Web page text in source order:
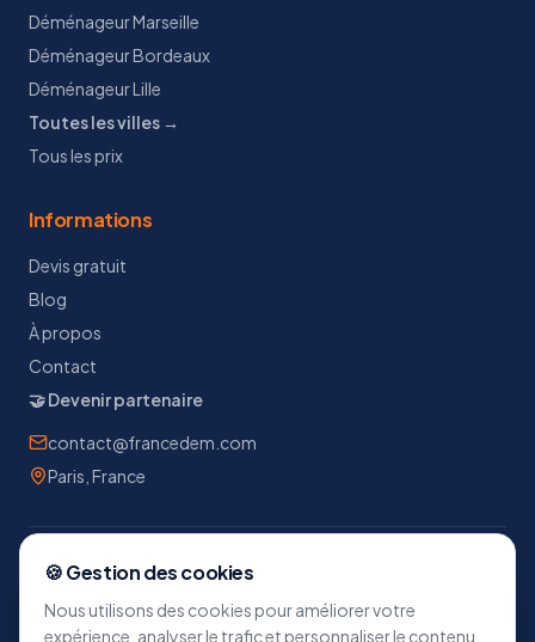
Déménageur Marseille
Déménageur Bordeaux
Déménageur Lille
Toutes les villes →
Tous les prix
Informations
Devis gratuit
Blog
À propos
Contact
🤝 Devenir partenaire
contact@francedem.com
Paris, France
Calculateur de volume de déménagement
Calculer mon volume (m³) Volume studio
Volume T2
🍪 Gestion des cookies
Nous utilisons des cookies pour améliorer votre
expérience, analyser le trafic et personnaliser le contenu.